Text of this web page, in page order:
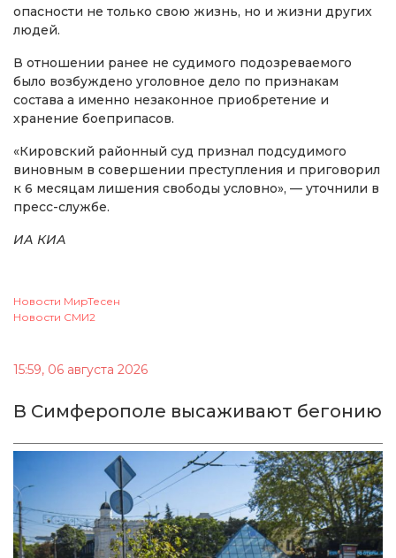
опасности не только свою жизнь, но и жизни других
людей.
В отношении ранее не судимого подозреваемого
было возбуждено уголовное дело по признакам
состава а именно незаконное приобретение и
хранение боеприпасов.
«Кировский районный суд признал подсудимого
виновным в совершении преступления и приговорил
к 6 месяцам лишения свободы условно», — уточнили в
пресс-службе.
ИА КИА
Новости МирТесен
Новости СМИ2
15:59, 06 августа 2026
В Симферополе высаживают бегонию